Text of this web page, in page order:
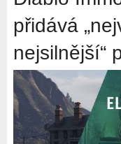
přidává
nejsilnější“